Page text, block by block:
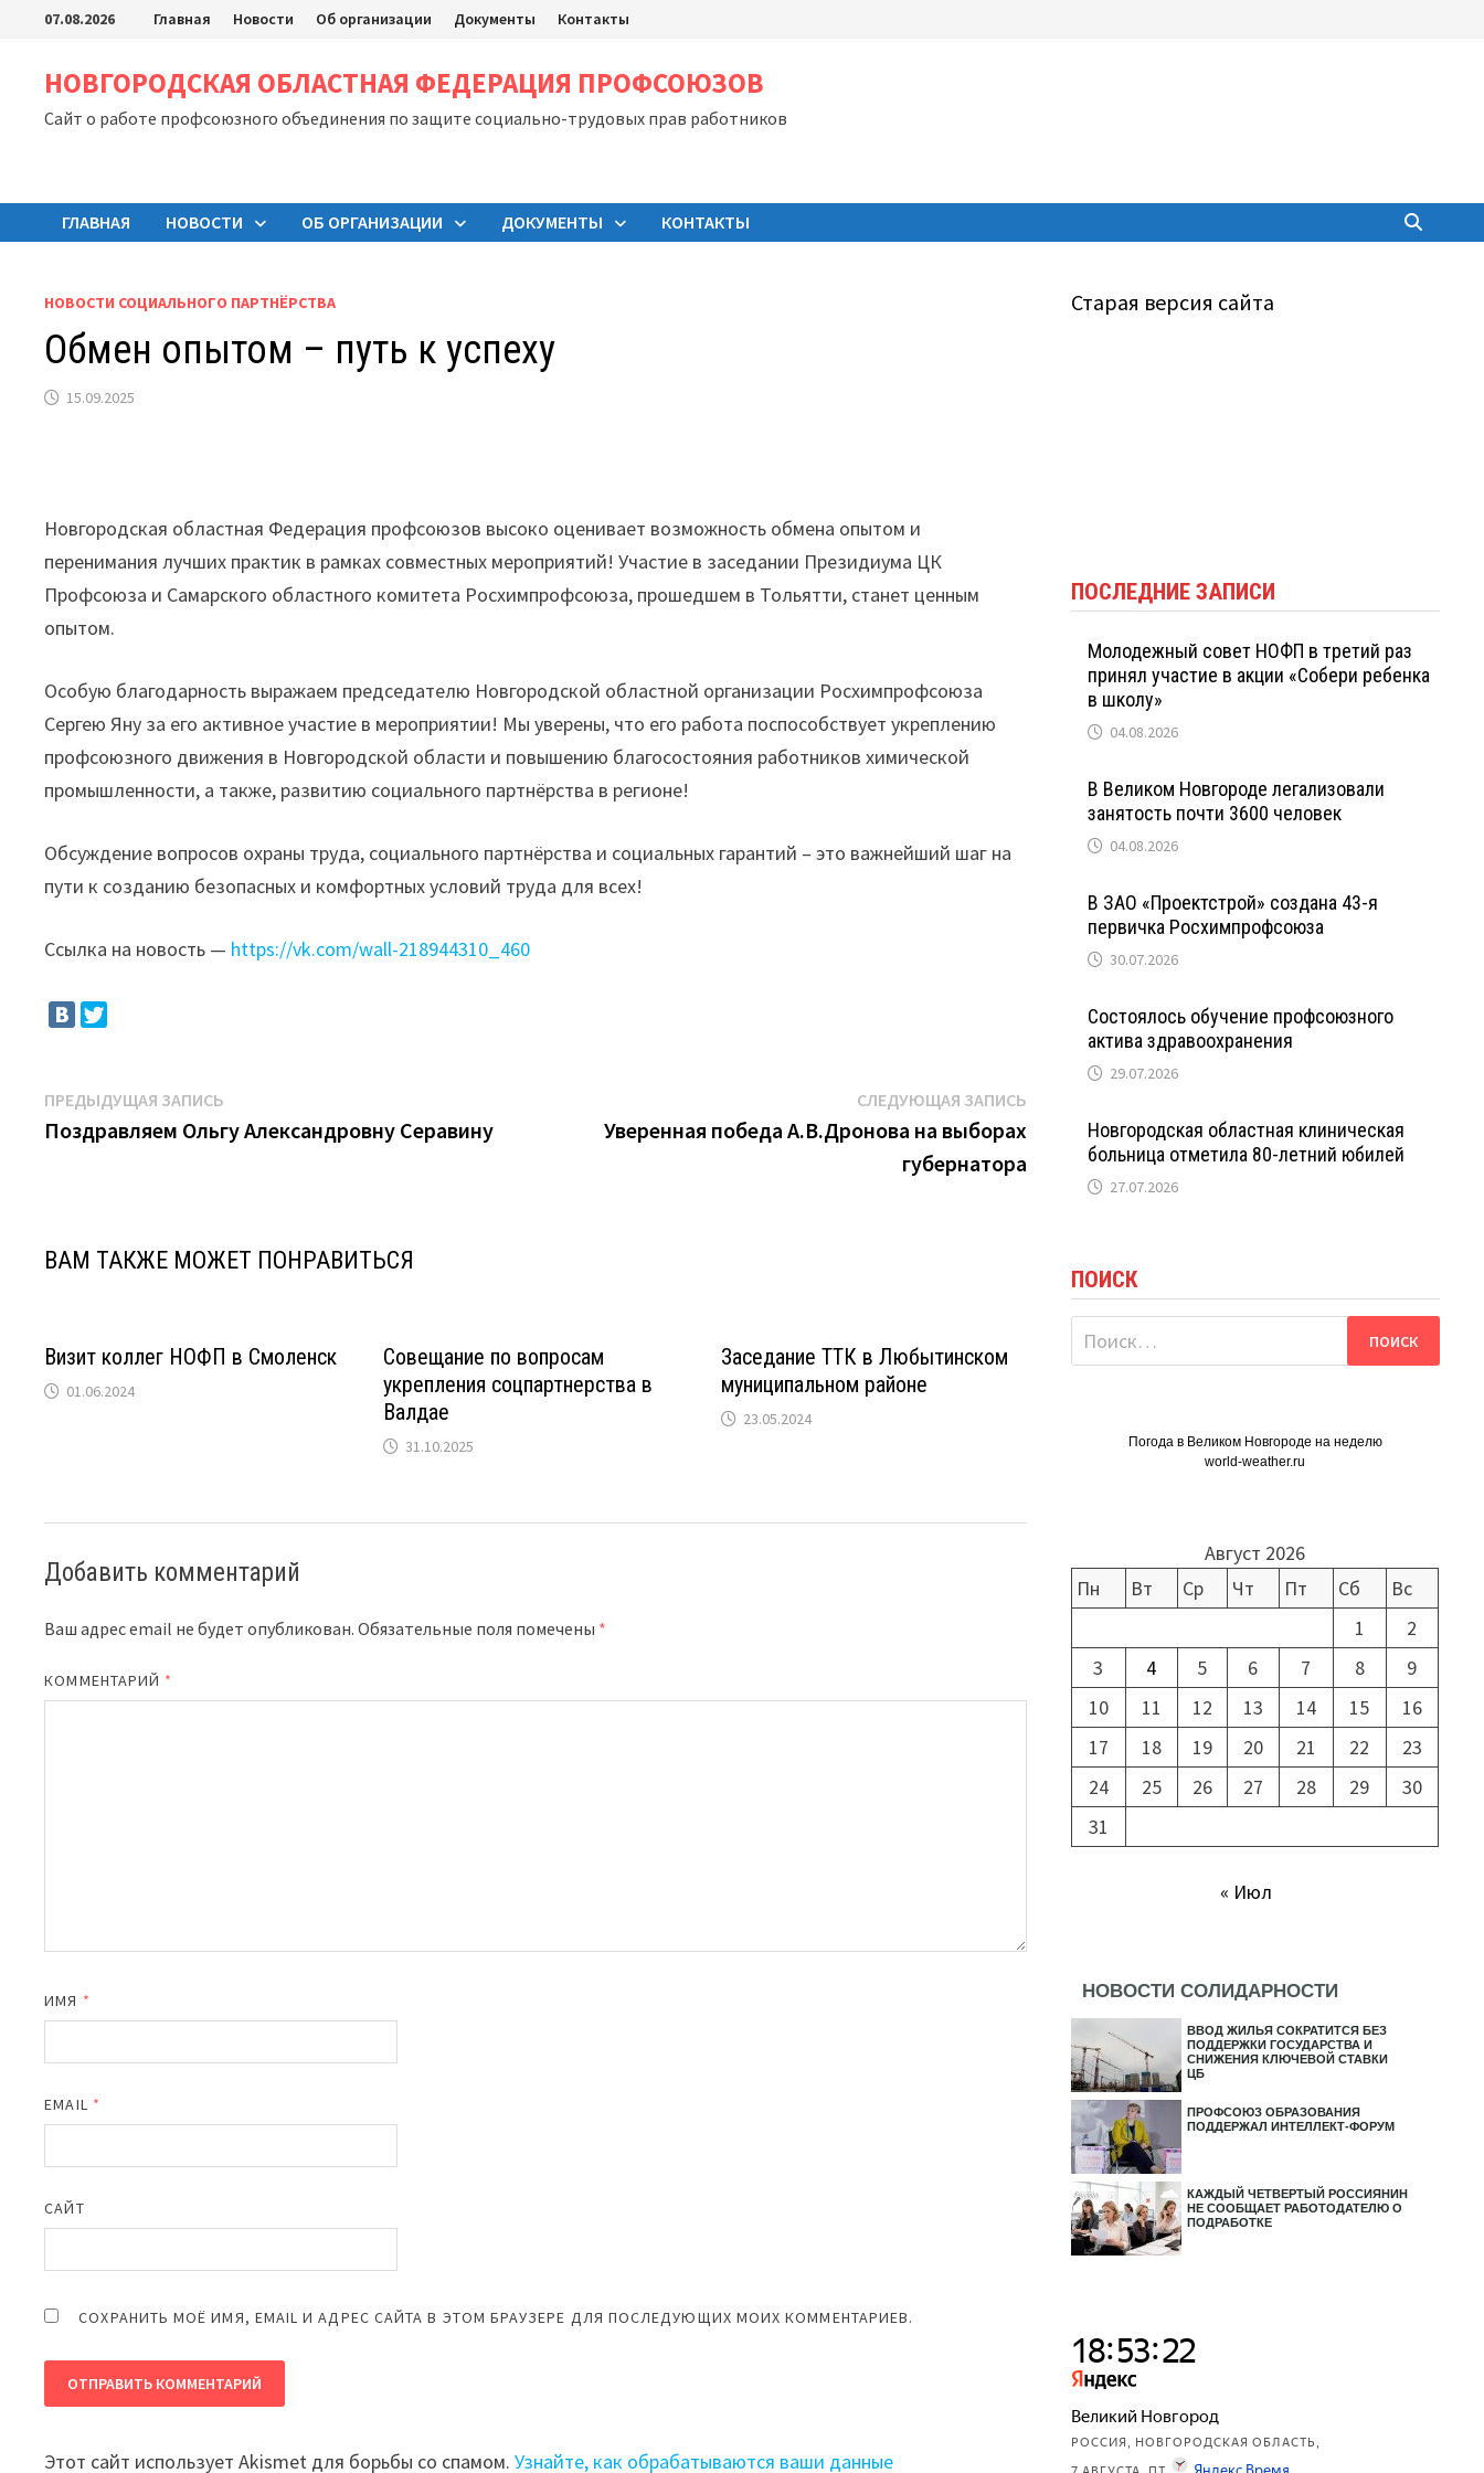
Перейти
содержимому
07.08.2026 Главная Новости Об организации Документы Контакты
НОВГОРОДСКАЯ ОБЛАСТНАЯ ФЕДЕРАЦИЯ ПРОФСОЮЗОВ
Сайт о работе профсоюзного объединения по защите социально-трудовых прав работников
ГЛАВНАЯ НОВОСТИ ОБ ОРГАНИЗАЦИИ ДОКУМЕНТЫ КОНТАКТЫ
НОВОСТИ СОЦИАЛЬНОГО ПАРТНЁРСТВА
Обмен опытом – путь к успеху
15.09.2025
Новгородская областная Федерация профсоюзов высоко оценивает возможность обмена опытом и
перенимания лучших практик в рамках совместных мероприятий! Участие в заседании Президиума ЦК
Профсоюза и Самарского областного комитета Росхимпрофсоюза, прошедшем в Тольятти, станет ценным
опытом.
Особую благодарность выражаем председателю Новгородской областной организации Росхимпрофсоюза
Сергею Яну за его активное участие в мероприятии! Мы уверены, что его работа поспособствует укреплению
профсоюзного движения в Новгородской области и повышению благосостояния работников химической
промышленности, а также, развитию социального партнёрства в регионе!
Обсуждение вопросов охраны труда, социального партнёрства и социальных гарантий – это важнейший шаг на
пути к созданию безопасных и комфортных условий труда для всех!
Ссылка на новость — https://vk.com/wall-218944310_460
Навигация
по
ПРЕДЫДУЩАЯ ЗАПИСЬ
запись:
Поздравляем Ольгу Александровну Серавину
СЛЕДУЮЩАЯ ЗАПИСЬСледующая
запись:
Уверенная победа А.В.Дронова на выборах
губернатора
ВАМ ТАКЖЕ МОЖЕТ ПОНРАВИТЬСЯ
Визит коллег НОФП в Смоленск
01.06.2024
Совещание по вопросам
укрепления соцпартнерства в
Валдае
31.10.2025
Заседание ТТК в Любытинском
муниципальном районе
23.05.2024
Добавить комментарий
Ваш адрес email не будет опубликован. Обязательные поля помечены *
КОММЕНТАРИЙ *
ИМЯ *
EMAIL *
САЙТ
СОХРАНИТЬ МОЁ ИМЯ, EMAIL И АДРЕС САЙТА В ЭТОМ БРАУЗЕРЕ ДЛЯ ПОСЛЕДУЮЩИХ МОИХ КОММЕНТАРИЕВ.
Этот сайт использует Akismet для борьбы со спамом.Узнайте, как обрабатываются ваши данные
Старая версия сайта
ПОСЛЕДНИЕ ЗАПИСИ
Молодежный совет НОФП в третий раз
принял участие в акции «Собери ребенка
в школу»
04.08.2026
В Великом Новгороде легализовали
занятость почти 3600 человек
04.08.2026
В ЗАО «Проектстрой» создана 43-я
первичка Росхимпрофсоюза
30.07.2026
Состоялось обучение профсоюзного
актива здравоохранения
29.07.2026
Новгородская областная клиническая
больница отметила 80-летний юбилей
27.07.2026
ПОИСК
Найти:
Погода в Великом Новгороде на неделю
world-weather.ru
Август 2026
Пн
Вт Ср Чт Пт Сб
Вс
1
2
3
4 5 6 7 8
9
10
11 12 13 14 15
16
17
18 19 20 21 22
23
24
25 26 27 28 29
30
31
« Июл
НОВОСТИ СОЛИДАРНОСТИ
ВВОД ЖИЛЬЯ СОКРАТИТСЯ БЕЗ
ПОДДЕРЖКИ ГОСУДАРСТВА И
СНИЖЕНИЯ КЛЮЧЕВОЙ СТАВКИ
ЦБ
ПРОФСОЮЗ ОБРАЗОВАНИЯ
ПОДДЕРЖАЛ ИНТЕЛЛЕКТ-ФОРУМ
КАЖДЫЙ ЧЕТВЕРТЫЙ РОССИЯНИН
НЕ СООБЩАЕТ РАБОТОДАТЕЛЮ О
ПОДРАБОТКЕ